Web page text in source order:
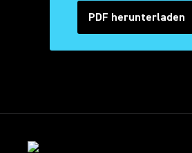
PDF herunterladen
(Opens in a new tab)